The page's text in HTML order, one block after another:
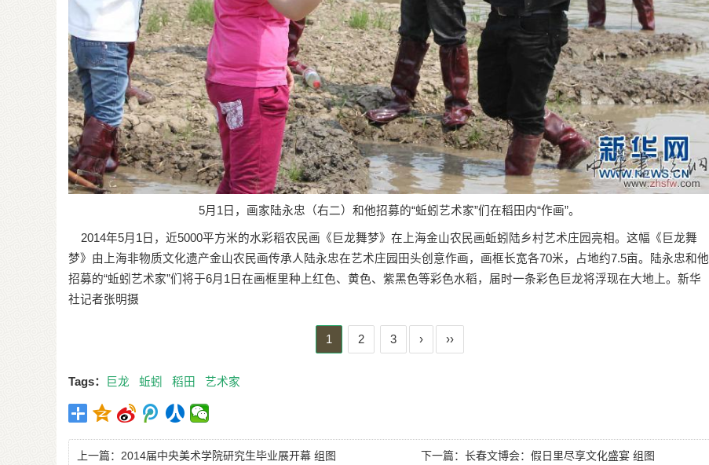
5月1日，画家陆永忠（右二）和他招募的“蚯蚓艺术家”们在稻田内“作画”。
2014年5月1日，近5000平方米的水彩稻农民画《巨龙舞梦》在上海金山农民画蚯蚓陆乡村艺术庄园亮相。这幅《巨龙舞
梦》由上海非物质文化遗产金山农民画传承人陆永忠在艺术庄园田头创意作画，画框长宽各70米，占地约7.5亩。陆永忠和他
招募的“蚯蚓艺术家”们将于6月1日在画框里种上红色、黄色、紫黑色等彩色水稻，届时一条彩色巨龙将浮现在大地上。新华
社记者张明摄
1 2 3 › ››
Tags： 巨龙 蚯蚓 稻田 艺术家
上一篇： 2014届中央美术学院研究生毕业展开幕 组图 下一篇：长春文博会：假日里尽享文化盛宴 组图